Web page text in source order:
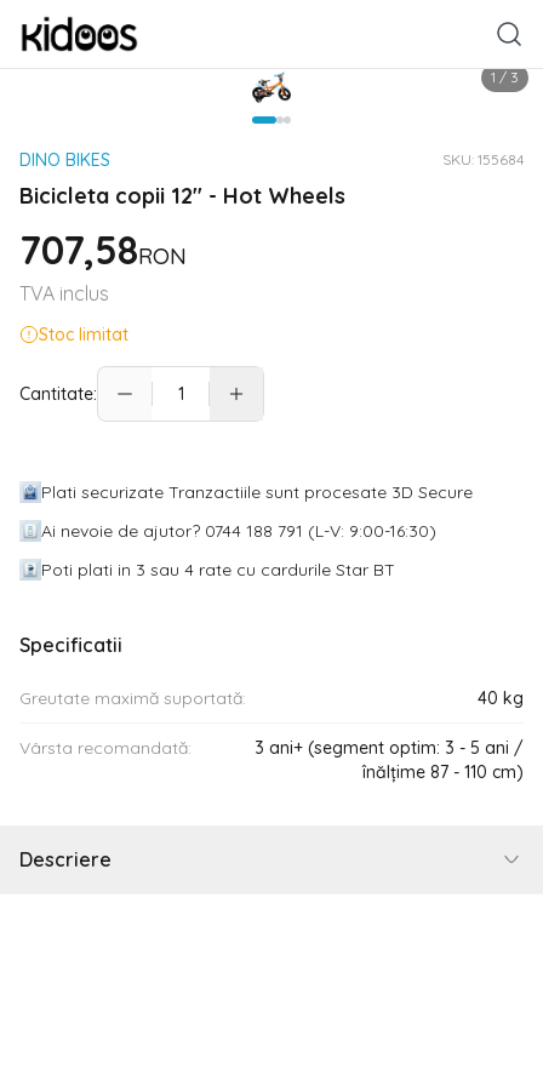
1 / 3
DINO BIKES SKU: 155684
Bicicleta copii 12'' - Hot Wheels
707,58RON
TVA inclus
Stoc limitat
Cantitate:
Plati securizate Tranzactiile sunt procesate 3D Secure
Ai nevoie de ajutor? 0744 188 791 (L-V: 9:00-16:30)
Poti plati in 3 sau 4 rate cu cardurile Star BT
Specificatii
Greutate maximă suportată: 40 kg
Vârsta recomandată:
3 ani+ (segment optim: 3 - 5 ani /
înălțime 87 - 110 cm)
Descriere